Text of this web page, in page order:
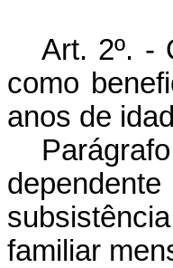
Art. 2º. -
como
anos de
familiar